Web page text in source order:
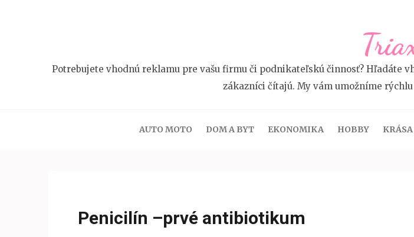
Potrebujete vhodnú reklamu pre vašu firmu či podnikateľskú činnosť? Hľadáte
zákazníci čítajú. My vám umožníme
AUTO MOTO DOM A BYT EKONOMIKA HOBBY KRÁSA
Penicilín –prvé antibiotikum